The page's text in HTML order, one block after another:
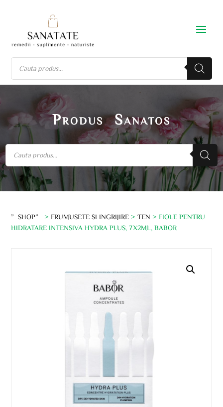
Produs Sanatos
”SHOP” >FRUMUSETE SI INGRIJIRE >TEN > FIOLE PENTRU
HIDRATARE INTENSIVA HYDRA PLUS, 7X2ML, BABOR